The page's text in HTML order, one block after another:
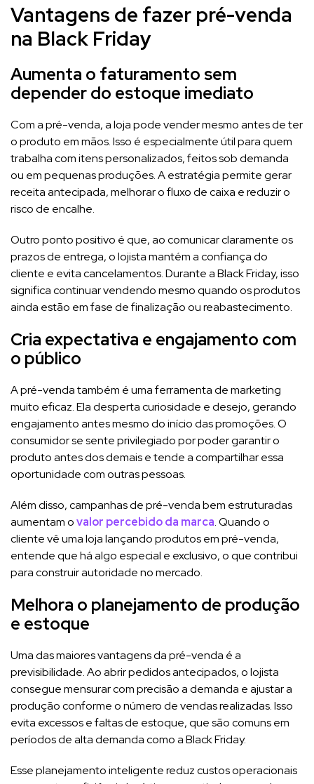
Vantagens de fazer pré-venda
na Black Friday
Aumenta o faturamento sem
depender do estoque imediato
Com a pré-venda, a loja pode vender mesmo antes de ter
o produto em mãos. Isso é especialmente útil para quem
trabalha com itens personalizados, feitos sob demanda
ou em pequenas produções. A estratégia permite gerar
receita antecipada, melhorar o fluxo de caixa e reduzir o
risco de encalhe.
Outro ponto positivo é que, ao comunicar claramente os
prazos de entrega, o lojista mantém a confiança do
cliente e evita cancelamentos. Durante a Black Friday, isso
significa continuar vendendo mesmo quando os produtos
ainda estão em fase de finalização ou reabastecimento.
Cria expectativa e engajamento com
o público
A pré-venda também é uma ferramenta de marketing
muito eficaz. Ela desperta curiosidade e desejo, gerando
engajamento antes mesmo do início das promoções. O
consumidor se sente privilegiado por poder garantir o
produto antes dos demais e tende a compartilhar essa
oportunidade com outras pessoas.
Além disso, campanhas de pré-venda bem estruturadas
aumentam ovalor percebido da marca. Quando o
cliente vê uma loja lançando produtos em pré-venda,
entende que há algo especial e exclusivo, o que contribui
para construir autoridade no mercado.
Melhora o planejamento de produção
e estoque
Uma das maiores vantagens da pré-venda é a
previsibilidade. Ao abrir pedidos antecipados, o lojista
consegue mensurar com precisão a demanda e ajustar a
produção conforme o número de vendas realizadas. Isso
evita excessos e faltas de estoque, que são comuns em
períodos de alta demanda como a Black Friday.
Esse planejamento inteligente reduz custos operacionais